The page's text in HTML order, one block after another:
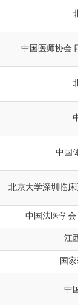
中国医师协会
中国
北京大学深圳临
中国法医学
江
国
中